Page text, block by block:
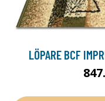
LÖPARE BCF